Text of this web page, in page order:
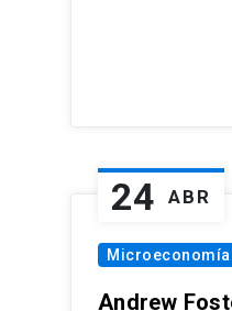
24 ABR
Andrew